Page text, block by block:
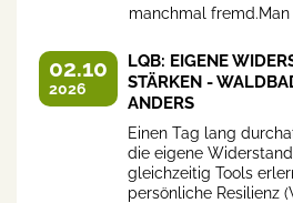
manchmal fremd.Man
02.10
2026
LQB: EIGENE
STÄRKEN -
ANDERS
Einen Tag lang
die eigene
gleichzeitig Tools
persönliche Resilienz